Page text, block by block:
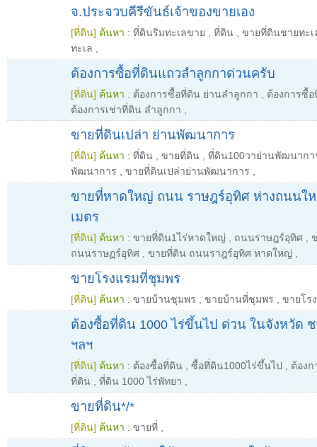
จ.ประจวบคีรีขันธ์เจ้าของขายเอง
[ที่ดิน] ค้นหา : ที่ดินริมทะเลขาย ที่ดิน
ขายที่ดินชายทะเ
ทะเล
ต้องการซื้อที่ดินแถวลำลูกกาด่วนครับ
[ที่ดิน] ค้นหา : ต้องการซื้อที่ดิน ย่านลำลูกกา
ต้องการซื้
ต้องการเช่าที่ดิน ลำลูกกา
ขายที่ดินเปล่า ย่านพัฒนาการ
[ที่ดิน] ค้นหา : ที่ดิน ขายที่ดิน
ที่ดิน100วาย่านพัฒนากา
พัฒนาการ
ขายที่ดินเปล่าย่านพัฒนาการ
ขายที่หาดใหญ่ ถนน ราษฎร์อุทิศ ห่างถนนให
เมตร
[ที่ดิน] ค้นหา : ขายที่ดิน1ไร่หาดใหญ่ ถนนราษฎร์อุทิศ
ถนนราษฏร์อุทิศ
ขายที่ดิน ถนนราฎร์อุทิศ หาดใหญ่
ขายโรงแรมที่ชุมพร
[ที่ดิน] ค้นหา : ขายบ้านชุมพร ขายบ้านที่ชุมพร ขายโร
ต้องซื้อที่ดิน 1000 ไร่ขึ้นไป ด่วน ในจังหวัด
ฯลฯ
[ที่ดิน] ค้นหา : ต้องซื้อที่ดิน ซื้อที่ดิน1000ไร่ขึ้นไป
ต้อง
ที่ดิน
ที่ดิน 1000 ไร่พัทยา
ขายที่ดิน*/*
[ที่ดิน] ค้นหา : ขายที่